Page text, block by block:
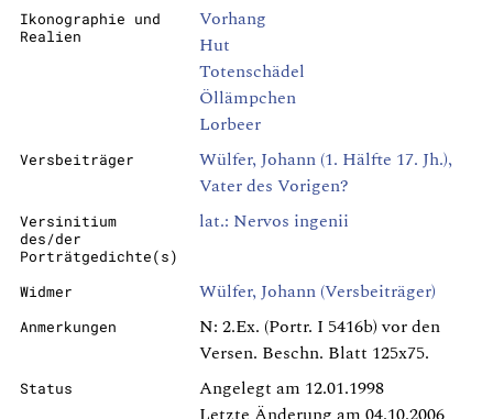
Ikonographie und
Realien
Vorhang
Hut
Totenschädel
Öllämpchen
Lorbeer
Versbeiträger
Wülfer, Johann (1. Hälfte 17. Jh.),
Vater des Vorigen?
Versinitium
des/der
Porträtgedichte(s)
lat.: Nervos ingenii
Widmer Wülfer, Johann (Versbeiträger)
Anmerkungen
N: 2.Ex. (Portr. I 5416b) vor den
Versen. Beschn. Blatt 125x75.
Status
Angelegt am 12.01.1998